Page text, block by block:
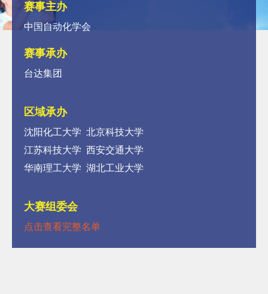
赛事主办
中国自动化学会
赛事承办
台达集团
区域承办
沈阳化工大学 北京科技大学
江苏科技大学 西安交通大学
华南理工大学 湖北工业大学
大赛组委会
点击查看完整名单